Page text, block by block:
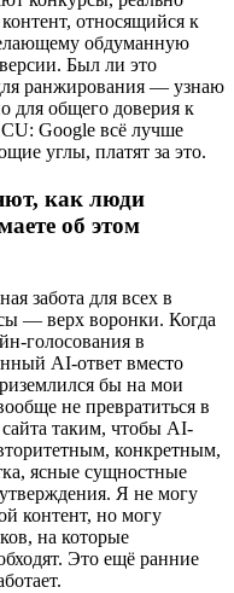
относящийся к
обдуманную
Был ли это
ранжирования — узнаю
для общего доверия к
Google всё лучше
углы, платят за это.
как люди
об этом
забота для всех в
— верх воронки. Когда
голосования в
AI-ответ вместо
бы на мои
не превратиться в
таким, чтобы AI-
конкретным,
ясные сущностные
Я не могу
контент, но могу
на которые
Это ещё ранние